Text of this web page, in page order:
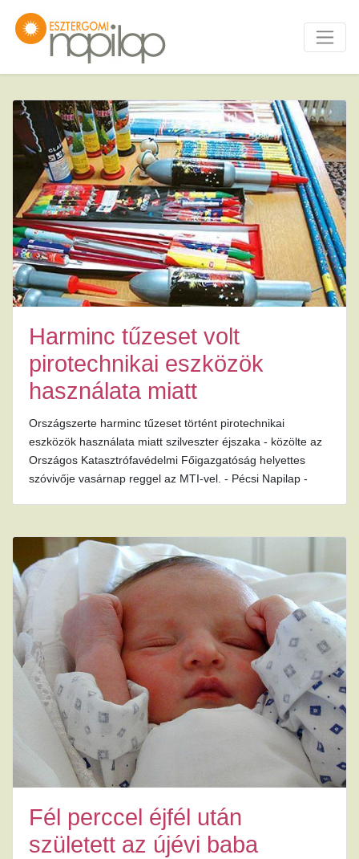
Harminc tűzeset volt
pirotechnikai eszközök
használata miatt
Országszerte harminc tűzeset történt pirotechnikai
eszközök használata miatt szilveszter éjszaka - közölte az
Országos Katasztrófavédelmi Főigazgatóság helyettes
szóvivője vasárnap reggel az MTI-vel. - Pécsi Napilap -
Fél perccel éjfél után
született az újévi baba